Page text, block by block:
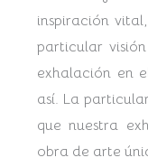
inspiración
particular
exhalación en
así. La
que nuestra
obra de arte